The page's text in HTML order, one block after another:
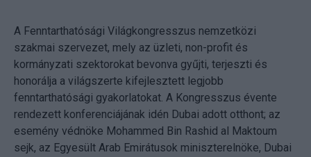
A Fenntarthatósági Világkongresszus nemzetközi
szakmai szervezet, mely az üzleti, non-profit és
kormányzati szektorokat bevonva gyűjti, terjeszti és
honorálja a világszerte kifejlesztett legjobb
fenntarthatósági gyakorlatokat. A Kongresszus évente
rendezett konferenciájának idén Dubai adott otthont; az
esemény védnöke Mohammed Bin Rashid al Maktoum
sejk, az Egyesült Arab Emirátusok miniszterelnöke, Dubai